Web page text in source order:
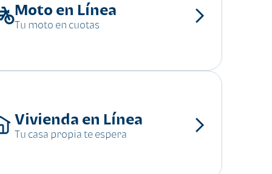
Moto en Línea
Tu moto en cuotas
Vivienda en Línea
Tu casa propia te espera